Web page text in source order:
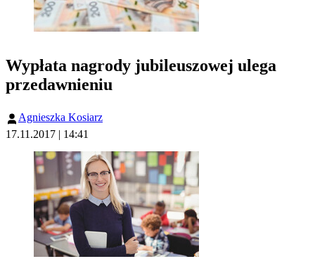
Wypłata nagrody jubileuszowej ulega
przedawnieniu
Agnieszka Kosiarz
17.11.2017 | 14:41